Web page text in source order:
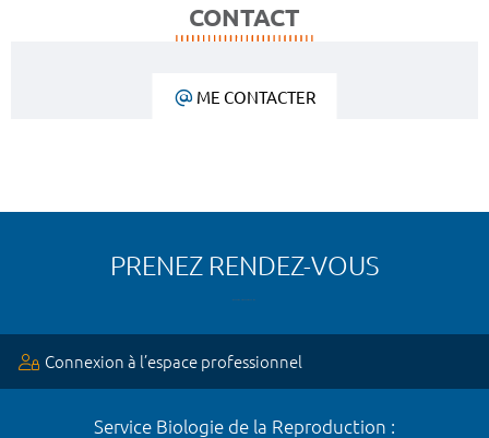
CONTACT
ME CONTACTER
PRENEZ RENDEZ-VOUS
Connexion à l’espace professionnel
Service Biologie de la Reproduction :